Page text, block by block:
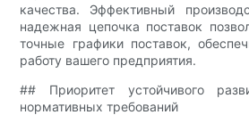
качества. Эффективный
надежная цепочка поставок
точные графики поставок,
работу вашего предприятия.
## Приоритет устойчивого
нормативных требований